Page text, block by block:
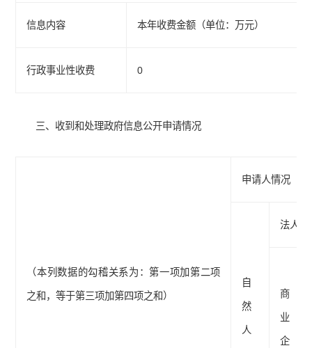
信息内容 本年收费金额（单位：万元）
行政事业性收费 0
三、收到和处理政府信息公开申请情况
（本列数据的勾稽关系为：第一项加第二项
之和，等于第三项加第四项之和）
申请人情况
自
然
人
法人或
商
业
企